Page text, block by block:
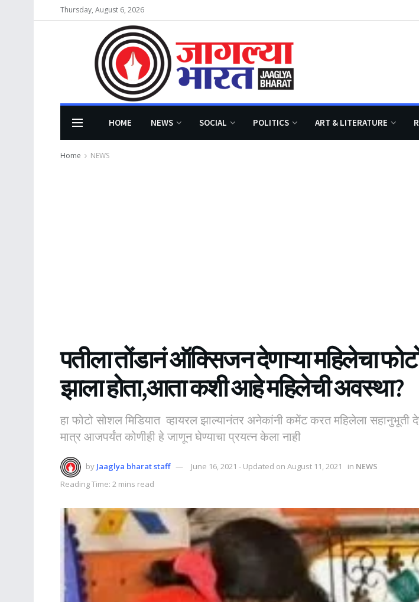
Thursday, August 6, 2026
HOME NEWS SOCIAL POLITICS ART & LITERATURE
Home NEWS
पतीला तोंडानं ऑक्सिजन देणाऱ्या महिलेचा
झाला होता,आता कशी आहे महिलेची अवस्था?
हा फोटो सोशल मिडियात व्हायरल झाल्यानंतर अनेकांनी कमेंट करत महिलेला सहानुभूती
मात्र आजपर्यंत कोणीही हे जाणून घेण्याचा प्रयत्न केला नाही
by Jaaglya bharat staff June 16, 2021 - Updated on August 11, 2021 in NEWS
Reading Time: 2 mins read